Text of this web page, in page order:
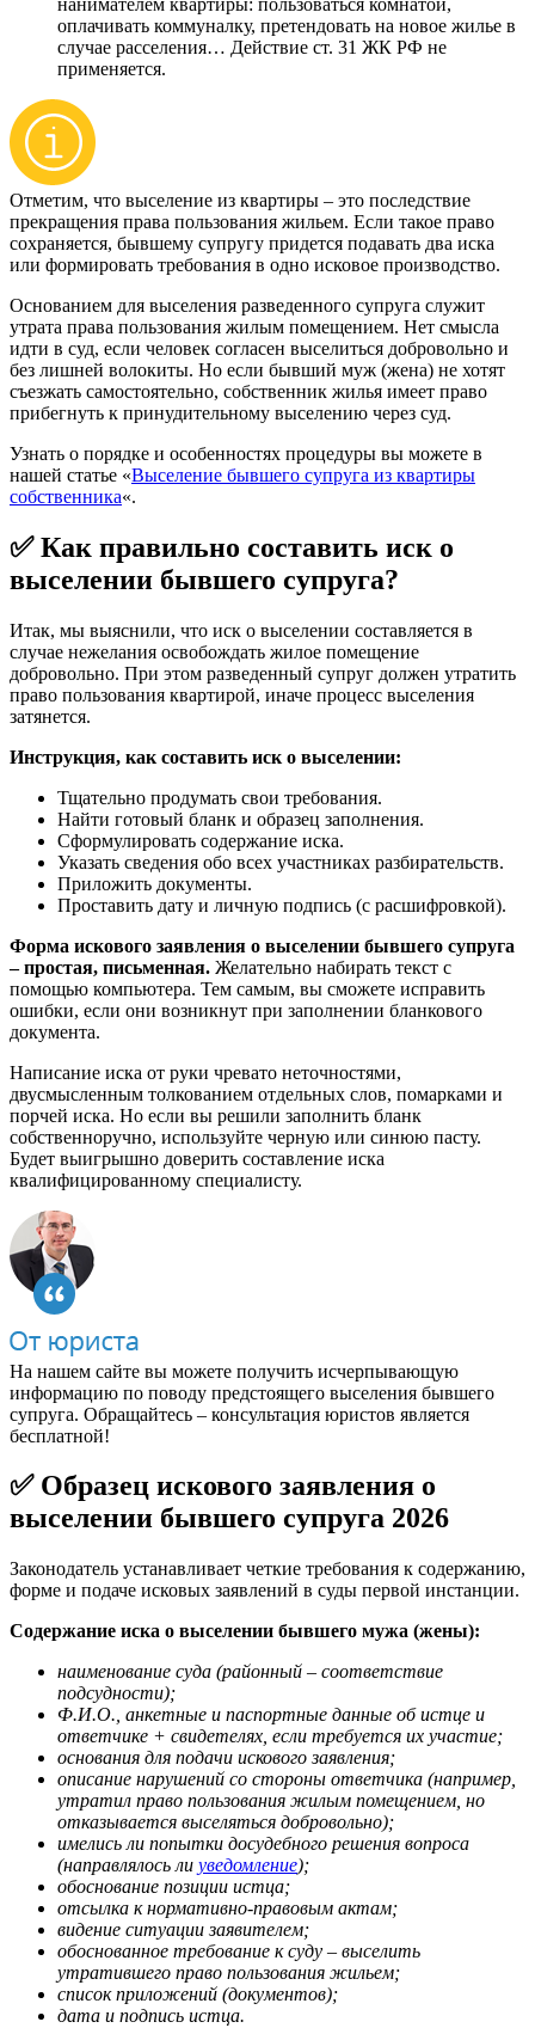
оплачивать коммуналку, претендовать на новое жилье в
случае расселения… Действие ст. 31 ЖК РФ не
применяется.
Отметим, что выселение из квартиры – это последствие
прекращения права пользования жильем. Если такое право
сохраняется, бывшему супругу придется подавать два иска
или формировать требования в одно исковое производство.
Основанием для выселения разведенного супруга служит
утрата права пользования жилым помещением. Нет смысла
идти в суд, если человек согласен выселиться добровольно и
без лишней волокиты. Но если бывший муж (жена) не хотят
съезжать самостоятельно, собственник жилья имеет право
прибегнуть к принудительному выселению через суд.
Узнать о порядке и особенностях процедуры вы можете в
нашей статье «Выселение бывшего супруга из квартиры
собственника«.
✅ Как правильно составить иск о
выселении бывшего супруга?
Итак, мы выяснили, что иск о выселении составляется в
случае нежелания освобождать жилое помещение
добровольно. При этом разведенный супруг должен утратить
право пользования квартирой, иначе процесс выселения
затянется.
Инструкция, как составить иск о выселении:
Тщательно продумать свои требования.
Найти готовый бланк и образец заполнения.
Сформулировать содержание иска.
Указать сведения обо всех участниках разбирательств.
Приложить документы.
Проставить дату и личную подпись (с расшифровкой).
Форма искового заявления о выселении бывшего супруга
– простая, письменная. Желательно набирать текст с
помощью компьютера. Тем самым, вы сможете исправить
ошибки, если они возникнут при заполнении бланкового
документа.
Написание иска от руки чревато неточностями,
двусмысленным толкованием отдельных слов, помарками и
порчей иска. Но если вы решили заполнить бланк
собственноручно, используйте черную или синюю пасту.
Будет выигрышно доверить составление иска
квалифицированному специалисту.
На нашем сайте вы можете получить исчерпывающую
информацию по поводу предстоящего выселения бывшего
супруга. Обращайтесь – консультация юристов является
бесплатной!
✅ Образец искового заявления о
выселении бывшего супруга 2026
Законодатель устанавливает четкие требования к содержанию,
форме и подаче исковых заявлений в суды первой инстанции.
Содержание иска о выселении бывшего мужа (жены):
наименование суда (районный – соответствие
подсудности);
Ф.И.О., анкетные и паспортные данные об истце и
ответчике + свидетелях, если требуется их участие;
основания для подачи искового заявления;
описание нарушений со стороны ответчика (например,
утратил право пользования жилым помещением, но
отказывается выселяться добровольно);
имелись ли попытки досудебного решения вопроса
(направлялось ли уведомление);
обоснование позиции истца;
отсылка к нормативно-правовым актам;
видение ситуации заявителем;
обоснованное требование к суду – выселить
утратившего право пользования жильем;
список приложений (документов);
дата и подпись истца.